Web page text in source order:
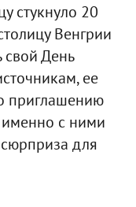
стукнуло 20
Венгрии
свой День
ее
приглашению
именно с ними
для